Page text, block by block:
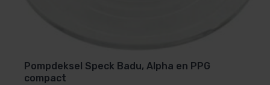
Pompdeksel Speck Badu, Alpha en PPG
compact